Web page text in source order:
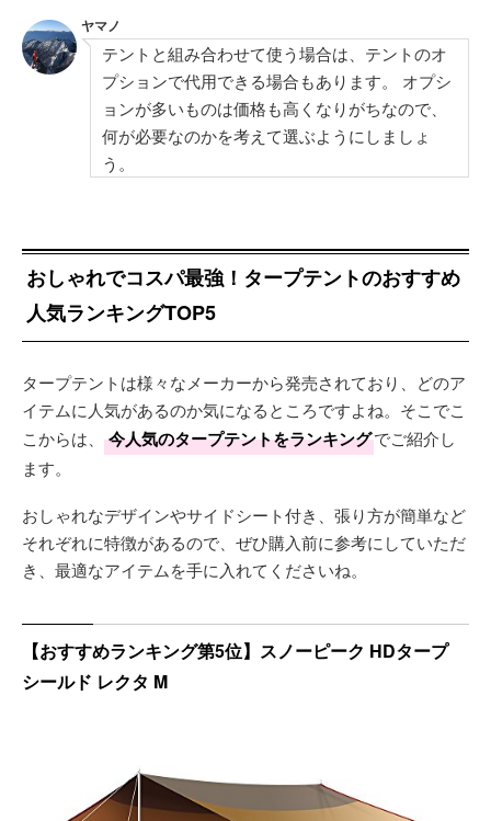
ヤマノ
テントと組み合わせて使う場合は、テントのオ
プションで代用できる場合もあります。 オプシ
ョンが多いものは価格も高くなりがちなので、
何が必要なのかを考えて選ぶようにしましょ
う。
おしゃれでコスパ最強！タープテントのおすすめ
人気ランキングTOP5
タープテントは様々なメーカーから発売されており、どのア
イテムに人気があるのか気になるところですよね。そこでこ
こからは、
今人気のタープテントをランキングでご紹介し
ます。
おしゃれなデザインやサイドシート付き、張り方が簡単など
それぞれに特徴があるので、ぜひ購入前に参考にしていただ
き、最適なアイテムを手に入れてくださいね。
【おすすめランキング第5位】スノーピーク HDタープ
シールド レクタ M